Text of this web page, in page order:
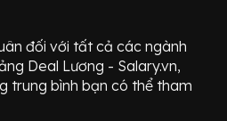
đối với tất cả các ngành
Deal Lương - Salary.vn,
trung bình bạn có thể tham